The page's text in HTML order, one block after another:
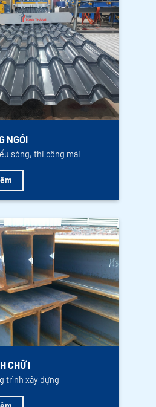
NGÓI
sóng, thi công mái
CHỮ I
trình xây dựng